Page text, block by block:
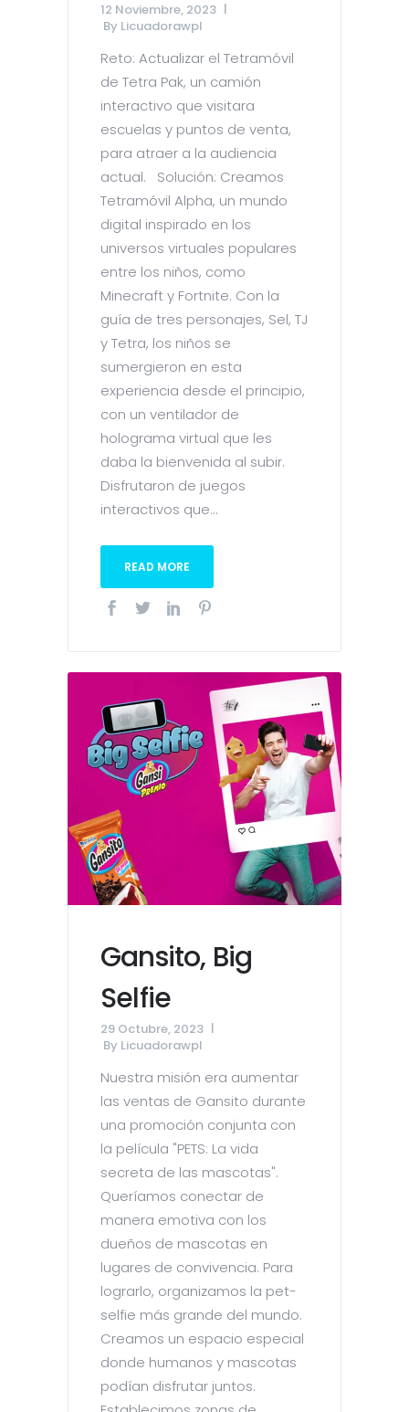
12 Noviembre, 2023
By Licuadorawpl
Reto: Actualizar el Tetramóvil
de Tetra Pak, un camión
interactivo que visitara
escuelas y puntos de venta,
para atraer a la audiencia
actual. Solución: Creamos
Tetramóvil Alpha, un mundo
digital inspirado en los
universos virtuales populares
entre los niños, como
Minecraft y Fortnite. Con la
guía de tres personajes, Sel, TJ
y Tetra, los niños se
sumergieron en esta
experiencia desde el principio,
con un ventilador de
holograma virtual que les
daba la bienvenida al subir.
Disfrutaron de juegos
interactivos que...
READ MORE
Gansito, Big
Selfie
29 Octubre, 2023
By Licuadorawpl
Nuestra misión era aumentar
las ventas de Gansito durante
una promoción conjunta con
la película "PETS: La vida
secreta de las mascotas".
Queríamos conectar de
manera emotiva con los
dueños de mascotas en
lugares de convivencia. Para
lograrlo, organizamos la pet-
selfie más grande del mundo.
Creamos un espacio especial
donde humanos y mascotas
podían disfrutar juntos.